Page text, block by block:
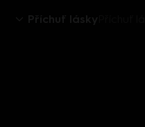
Příchuť lásky